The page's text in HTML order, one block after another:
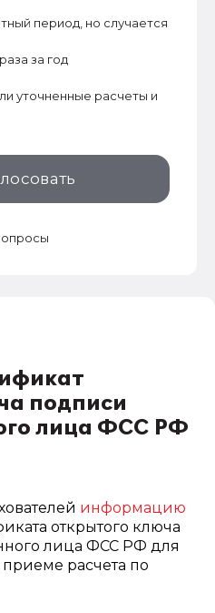
подписи
лица ФСС РФ
информацию
открытого ключа
лица ФСС РФ для
расчета по
период, но случается
за год
уточненные расчеты и